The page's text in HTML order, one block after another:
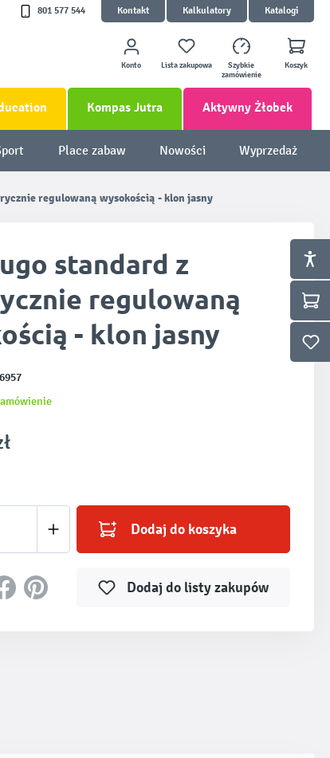
801 577 544 Kontakt Kalkulatory Katalogi
Konto Lista zakupowa
Szybkie
zamówienie
Koszyk
Kompas Jutra Aktywny Żłobek
Place zabaw Nowości Wyprzedaż
regulowaną wysokością - klon jasny
standard z
regulowaną
- klon jasny
Wprowadź żądaną ilość lub użyj
Dodaj do koszyka
Dodaj do listy zakupów